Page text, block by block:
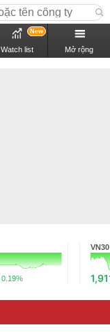
Watch list
New
Mở rộng
0.19%
VN30